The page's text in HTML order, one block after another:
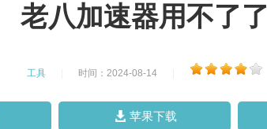
老八加速器用不了了
工具 时间：2024-08-14
苹果下载